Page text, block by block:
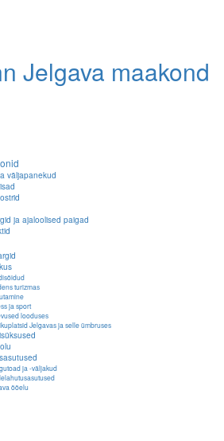
Jelgava maakond
väljapanekud
ja ajaloolised paigad
turizmas
ja sport
looduses
Jelgavas ja selle ümbruses
ja -väljakud
ööelu